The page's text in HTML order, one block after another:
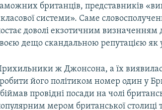
британців, представників
системи». Саме
доволі екзотичним визначенням
дещо скандальною репутацією як
ж Джонсона, а їх
його політиком номер один у
провідні посади на чолі
мером британської столиці